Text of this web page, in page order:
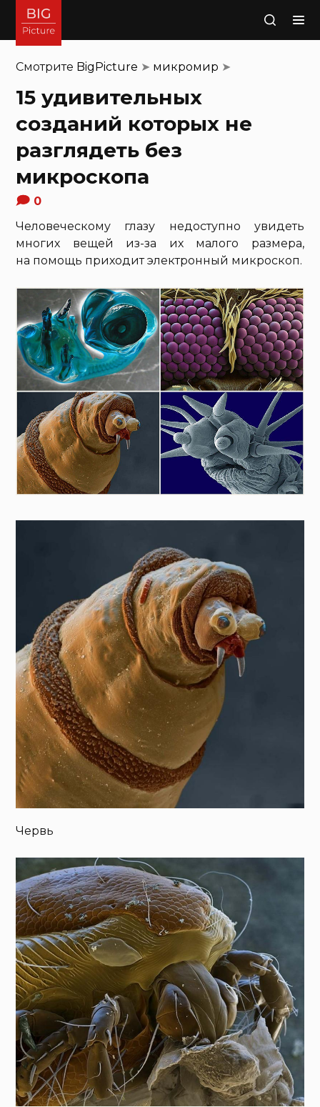
Поиск
Смотрите BigPicture ➤ микромир ➤
15 удивительных
созданий которых не
разглядеть без
микроскопа
0
Человеческому глазу недоступно увидеть
многих вещей из-за их малого размера,
на помощь приходит электронный микроскоп.
Червь